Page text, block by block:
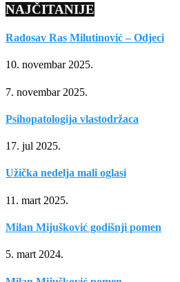
NAJČITANIJE
Radosav Ras Milutinović – Odjeci
10. novembar 2025.
7. novembar 2025.
Psihopatologija vlastodržaca
17. jul 2025.
Užička nedelja mali oglasi
11. mart 2025.
Milan Mijušković godišnji pomen
5. mart 2024.